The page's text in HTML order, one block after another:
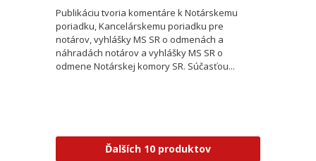
Publikáciu tvoria komentáre k Notárskemu
poriadku, Kancelárskemu poriadku pre
notárov, vyhlášky MS SR o odmenách a
náhradách notárov a vyhlášky MS SR o
odmene Notárskej komory SR. Súčasťou...
Ďalších 10 produktov